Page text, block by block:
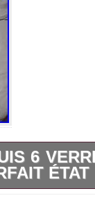
6
ÉTAT